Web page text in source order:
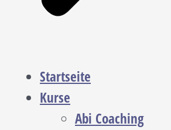
Startseite
Kurse
Abi Coaching